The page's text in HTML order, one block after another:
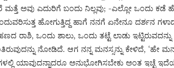
ಅವು ಎದುರಿಗೆ ಬಂದು ನಿಲ್ಲವು; -ಎಲ್ಲೋ ಒಂದು ಕಡೆ
ಹೋಗುತ್ತಿದ್ದ ಹಾಗೆ ನನಗೆ ಏನೇನೂ ದರ್ಶನ
ರಾಶಿ, ಒಂದು ಶಾಲು, ಒಂದು ತಟ್ಟೆ ಲಾಡು ಇಟ್ಟಿರುವದನ್ನು
ನೋಡಿದೆ. ಆಗ ನನ್ನ ಮನಸ್ಸನ್ನು ಕೇಳಿದೆ, ‘ಹೇ
ಯಾವುದನ್ನಾದರೂ ಅನುಭೋಗಿಸಬೇಕು ಅಂತ ಇಚ್ಛೆ